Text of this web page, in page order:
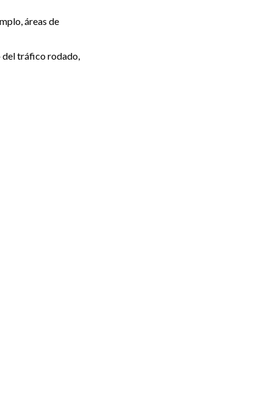
áreas de
del tráfico rodado,